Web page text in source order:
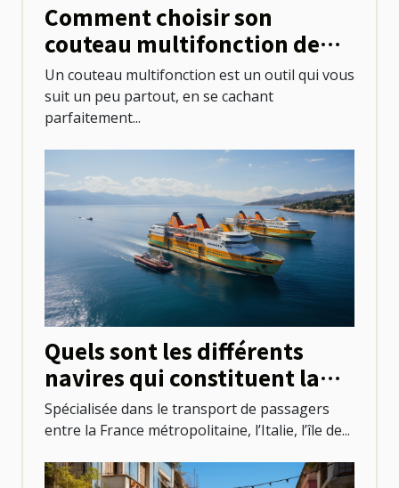
Comment choisir son
couteau multifonction de
camping ?
Un couteau multifonction est un outil qui vous
suit un peu partout, en se cachant
parfaitement...
Quels sont les différents
navires qui constituent la
flotte de Corsica Ferries ?
Spécialisée dans le transport de passagers
entre la France métropolitaine, l’Italie, l’île de...